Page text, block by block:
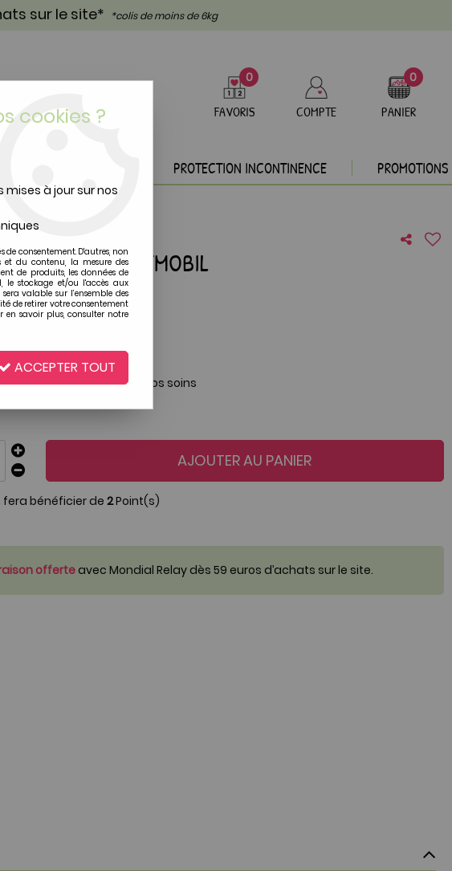
sur le site* *colis de moins de 6kg
0
FAVORIS COMPTE
0
PANIER
PROTECTION INCONTINENCE PROMOTIONS
REINE PLAYMOBIL
à donner votre avis !
main sélectionné par nos soins
AJOUTER AU PANIER
bénéficier de 2Point(s)
offerteavec Mondial Relay dès 59 euros d’achats sur le site.
cookies ?
à jour sur nos
de consentement. D'autres, non
et du contenu, la mesure des
de produits, les données de
stockage et/ou l'accès aux
valable sur l’ensemble des
de retirer votre consentement
savoir plus, consulter notre
ACCEPTER TOUT